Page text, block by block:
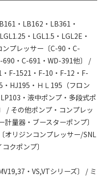
・LB162・LB361・
・LGL1.5・LGL2E・
プレッサー〔C-90・C-
・C-691・WD-391他〕 /
F-1521・F-10・F-12・F-
HJ195・ＨＬ195（フロン
・液中ポンプ・多段式ポ
/ その他ポンプ・コンプレッ
量器・ブースターポンプ〕
オリジンコンプレッサー/SNL
クポンプ〕
・VS,VTシリーズ〕 / ミ